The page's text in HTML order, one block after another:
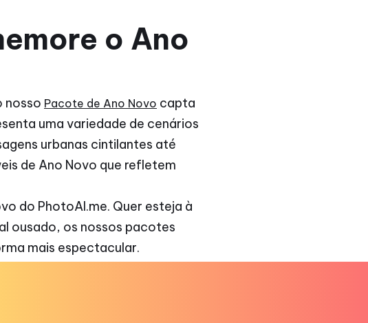
o Ano
nosso Pacote de Ano Novo capta
uma variedade de cenários
urbanas cintilantes até
de Ano Novo que refletem
do PhotoAI.me. Quer esteja à
ousado, os nossos pacotes
mais espectacular.